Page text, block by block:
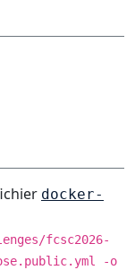
docker-
fcsc2026-
-o